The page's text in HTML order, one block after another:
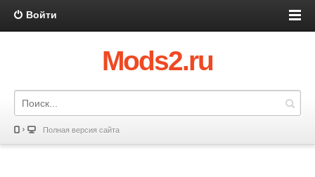
Войти
Mods2.ru
Полная версия сайта